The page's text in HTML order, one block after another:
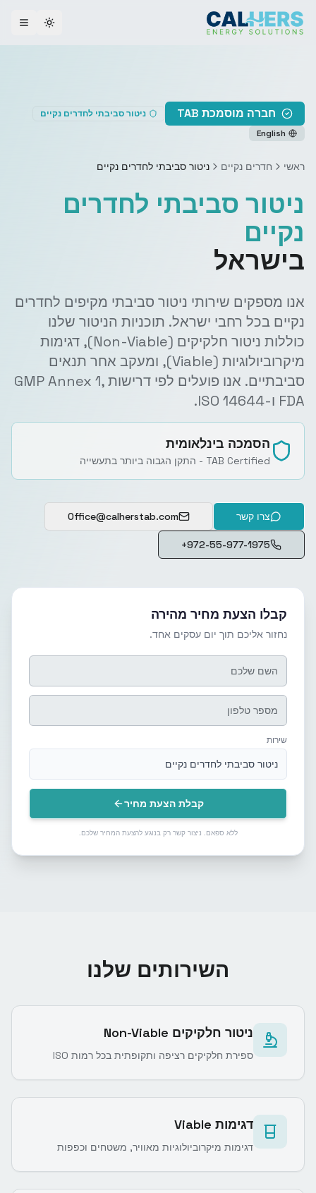
theme
חברה מוסמכת TAB
ניטור סביבתי לחדרים נקיים
English
ראשי חדרים נקיים ניטור סביבתי לחדרים נקיים
ניטור סביבתי לחדרים
נקיים
בישראל
אנו מספקים שירותי ניטור סביבתי מקיפים לחדרים
נקיים בכל רחבי ישראל. תוכניות הניטור שלנו
כוללות ניטור חלקיקים (Non-Viable), דגימות
מיקרוביולוגיות (Viable), ומעקב אחר תנאים
סביבתיים. אנו פועלים לפי דרישות GMP Annex 1,
FDA ו-ISO 14644.
הסמכה בינלאומית
TAB Certified - התקן הגבוה ביותר בתעשייה
צרו קשר Office@calherstab.com
+972-55-977-1975
קבלו הצעת מחיר מהירה
נחזור אליכם תוך יום עסקים אחד.
שירות
ניטור סביבתי לחדרים נקיים
קבלת הצעת מחיר
ללא ספאם. ניצור קשר רק בנוגע להצעת המחיר שלכם.
השירותים שלנו
ניטור חלקיקים Non-Viable
ספירת חלקיקים רציפה ותקופתית בכל רמות ISO
דגימות Viable
דגימות מיקרוביולוגיות מאוויר, משטחים וכפפות